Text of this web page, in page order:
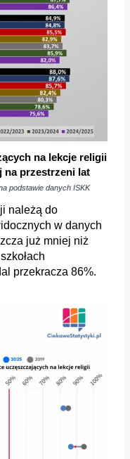
na lekcje religii
na przestrzeni lat
podstawie danych ISKK
należą do
w danych
już mniej niż
przekracza 86%.